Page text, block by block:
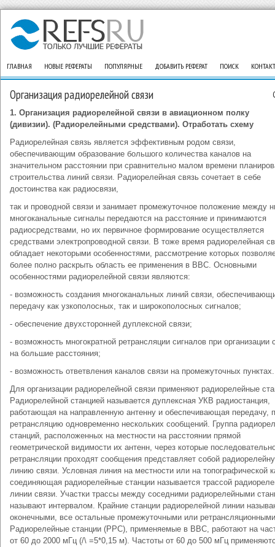
ГЛАВНАЯ НОВЫЕ РЕФЕРАТЫ ПОПУЛЯРНЫЕ ДОБАВИТЬ РЕФЕРАТ ПОИСК
Организация радиорелейной связи
1. Организация радиорелейной связи в авиационном полку
(дивизии). (Радиорелейными средствами). Отработать схему
Радиорелейная связь является эффективным родом связи,
обеспечивающим образование большого количества каналов на
значительном расстоянии при сравнительно малом времени
строительства линий связи. Радиорелейная связь сочетает в себе
достоинства как радиосвязи,
так и проводной связи и занимает промежуточное положение между
многоканальные сигналы передаются на расстояние и принимаются
радиосредствами, но их первичное формирование осуществляется
средствами электропроводной связи. В тоже время радиорелейная
обладает некоторыми особенностями, рассмотрение которых
более полно раскрыть область ее применения в ВВС. Основными
особенностями радиорелейной связи являются:
- возможность создания многоканальных линий связи,
передачу как узкополосных, так и широкополосных сигналов;
- обеспечение двухсторонней дуплексной связи;
- возможность многократной ретрансляции сигналов при организации
на большие расстояния;
- возможность ответвления каналов связи на промежуточных пунктах.
Для организации радиорелейной связи применяют радиорелейные
Радиорелейной станцией называется дуплексная УКВ радиостанция,
работающая на направленную антенну и обеспечивающая передачу,
ретрансляцию одновременно нескольких сообщений. Группа
станций, расположенных на местности на расстоянии прямой
геометрической видимости их антенн, через которые
ретрансляции проходят сообщения представляет собой
линию связи. Условная линия на местности или на топографической
соединяющая радиорелейные станции называется трассой
линии связи. Участки трассы между соседними радиорелейными
называют интервалом. Крайние станции радиорелейной линии
оконечными, все остальные промежуточными или
Радиорелейные станции (РРС), применяемые в ВВС, работают на
от 60 до 2000 мГц (/\ =5*0,15 м). Частоты от 60 до 500 мГц